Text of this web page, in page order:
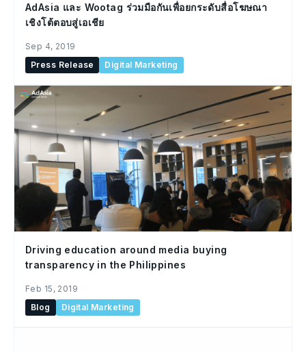
AdAsia และ Wootag ร่วมมือกันเพื่อยกระดับสื่อโฆษณา
เชิงโต้ตอบสู่เอเชีย
Sep 4, 2019
Press Release
Digital Marketing
Driving education around media buying
transparency in the Philippines
Feb 15, 2019
Blog
Digital Marketing